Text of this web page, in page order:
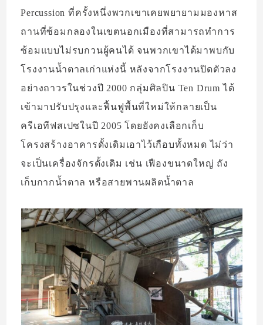
Percussion ที่ครั้งหนึ่งพวกเขาเคยพยายามมองหาส
ถานที่ซ้อมกลองในเขตนอกเมืองที่สามารถทำการ
ซ้อมแบบไม่รบกวนผู้คนได้ จนพวกเขาได้มาพบกับ
โรงงานน้ำตาลเก่าแห่งนี้ หลังจากโรงงานปิดตัวลง
อย่างถาวรในช่วงปี 2000 กลุ่มศิลปิน Ten Drum ได้
เข้ามาปรับปรุงและฟื้นฟูพื้นที่ใหม่ให้กลายเป็น
ครีเอทีฟสเปซในปี 2005 โดยยังคงเลือกเก็บ
โครงสร้างอาคารดั้งเดิมเอาไว้เกือบทั้งหมด ไม่ว่า
จะเป็นเครื่องจักรดั้งเดิม เช่น เฟืองขนาดใหญ่ ถัง
เก็บกากน้ำตาล หรือสายพานผลิตน้ำตาล